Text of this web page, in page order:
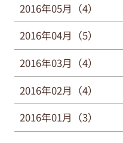
2016年05月（4）
2016年04月（5）
2016年03月（4）
2016年02月（4）
2016年01月（3）